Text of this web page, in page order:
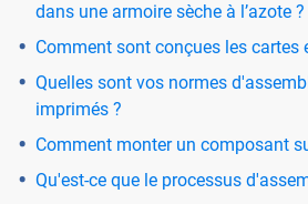
dans une armoire sèche à l’azote ?
Comment sont conçues les cartes
Quelles sont vos normes
imprimés ?
Comment monter un composant
Qu'est-ce que le processus